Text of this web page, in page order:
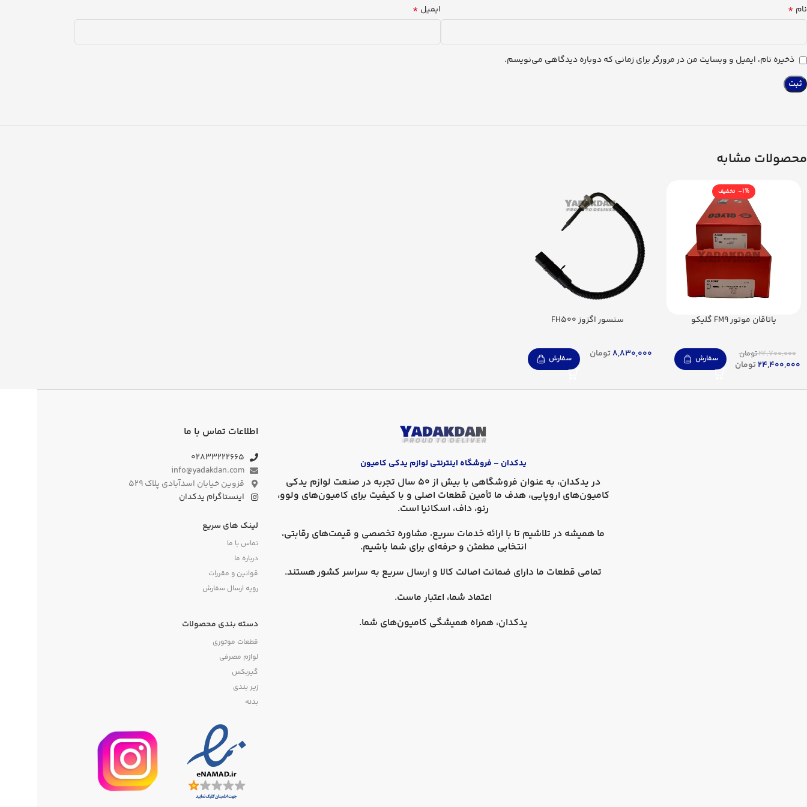
نام * ایمیل *
ذخیره نام، ایمیل و وبسایت من در مرورگر برای زمانی که دوباره دیدگاهی می‌نویسم.
محصولات مشابه
-1%
یاتاقان موتور FM9 گلیکو
24,700,000تومان
24,400,000 تومان سفارش
سنسور اگزوز FH500
8,830,000تومان سفارش
یدکدان – فروشگاه اینترنتی لوازم یدکی کامیون
در یدکدان
، به عنوان فروشگاهی با بیش از 50 سال تجربه در صنعت لوازم یدکی
کامیون‌های اروپایی، هدف ما تأمین قطعات اصلی و با کیفیت برای کامیون‌های ولوو،
رنو، داف، اسکانیا است.
ما همیشه در تلاشیم تا با ارائه خدمات سریع، مشاوره تخصصی و قیمت‌های رقابتی،
انتخابی مطمئن و حرفه‌ای برای شما باشیم.
تمامی قطعات ما دارای ضمانت اصالت کالا و ارسال سریع به سراسر کشورهستند.
اعتماد شما، اعتبار ماست.
یدکدان، همراه همیشگی کامیون‌های شما.
اطلاعات تماس با ما
۰۲۸۳۳۲۲۲۶۶۵
info@yadakdan.com
قزوین خیابان اسدآبادی پلاک ۵۲۹
اینستاگرام یدکدان
لینک های سریع
تماس با ما
درباره ما
قوانین و مقررات
رویه ارسال سفارش
دسته بندی محصولات
قطعات موتوری
لوازم مصرفی
گیربکس
زیر بندی
بدنه